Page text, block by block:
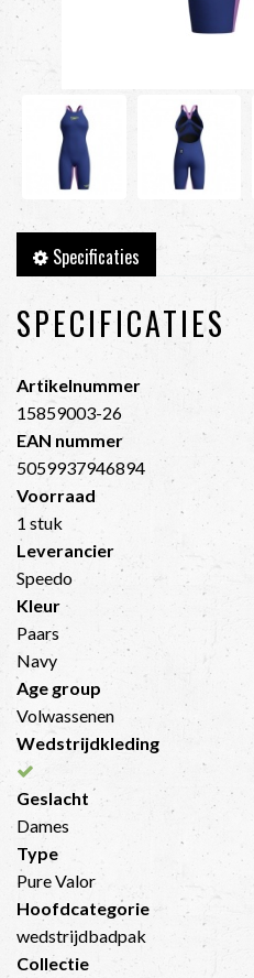
Specificaties
SPECIFICATIES
Artikelnummer
15859003-26
EAN nummer
5059937946894
Voorraad
1 stuk
Leverancier
Speedo
Kleur
Paars
Navy
Age group
Volwassenen
Wedstrijdkleding
Geslacht
Dames
Type
Pure Valor
Hoofdcategorie
wedstrijdbadpak
Collectie